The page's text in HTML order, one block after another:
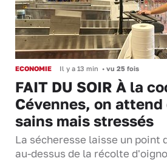
ECONOMIE Il y a 13 min • vu 25 fois
FAIT DU SOIR À la
Cévennes, on
sains mais stressés
La sécheresse laisse un
au-dessus de la récolte